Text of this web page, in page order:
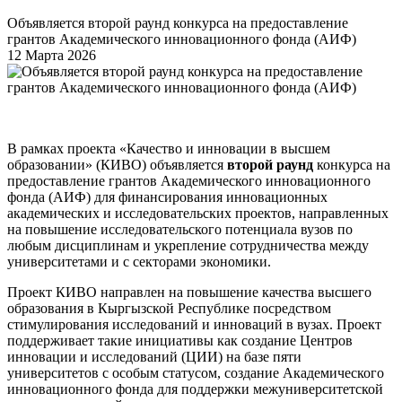
Объявляется второй раунд конкурса на предоставление
грантов Академического инновационного фонда (АИФ)
12 Марта 2026
В рамках проекта «Качество и инновации в высшем
образовании» (КИВО) объявляется второй раунд конкурса на
предоставление грантов Академического инновационного
фонда (АИФ) для финансирования инновационных
академических и исследовательских проектов, направленных
на повышение исследовательского потенциала вузов по
любым дисциплинам и укрепление сотрудничества между
университетами и с секторами экономики.
Проект КИВО направлен на повышение качества высшего
образования в Кыргызской Республике посредством
стимулирования исследований и инноваций в вузах. Проект
поддерживает такие инициативы как создание Центров
инновации и исследований (ЦИИ) на базе пяти
университетов с особым статусом, создание Академического
инновационного фонда для поддержки межуниверситетской